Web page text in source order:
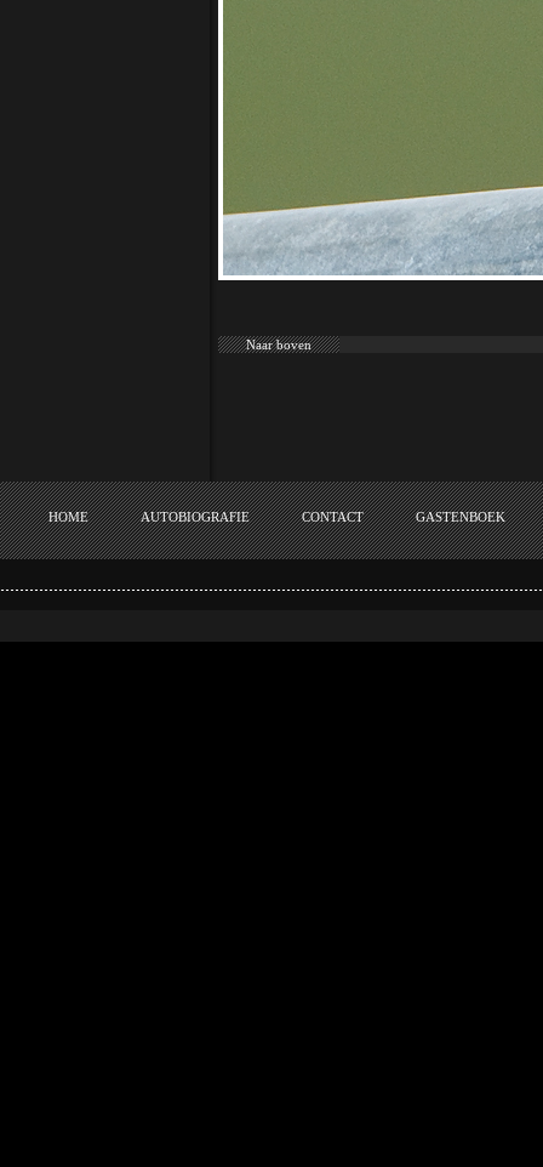
Naar boven
HOME AUTOBIOGRAFIE CONTACT GASTENBOEK